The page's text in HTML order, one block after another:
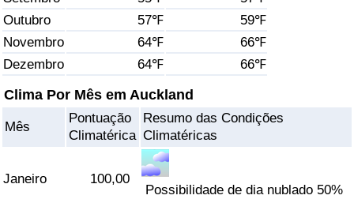
Outubro
57℉
59℉
Novembro
64℉
66℉
Dezembro
64℉ 66℉
Clima Por Mês em Auckland
Mês
Pontuação
Climatérica
Resumo das Condições
Climatéricas
Janeiro 100,00
Possibilidade de dia nublado 50%
Saúde
Indicador de Saúde (Atual)
Indicador de Saúde por País